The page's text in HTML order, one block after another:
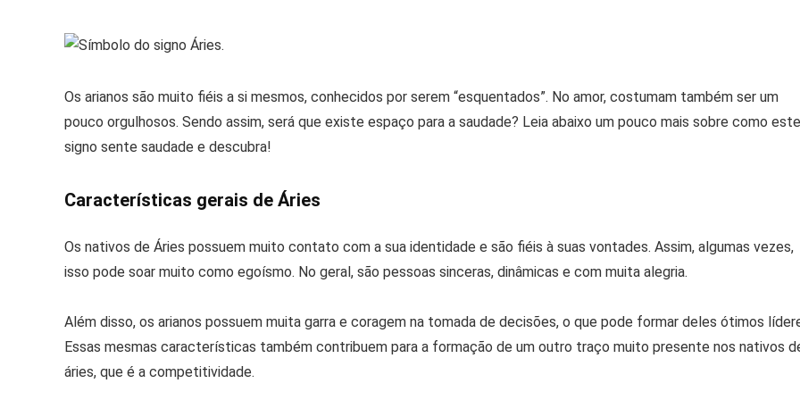
Os arianos são muito fiéis a si mesmos, conhecidos por serem “esquentados”. No amor, costumam também ser um
pouco orgulhosos. Sendo assim, será que existe espaço para a saudade? Leia abaixo um pouco mais sobre como este
signo sente saudade e descubra!
Características gerais de Áries
Os nativos de Áries possuem muito contato com a sua identidade e são fiéis à suas vontades. Assim, algumas vezes,
isso pode soar muito como egoísmo. No geral, são pessoas sinceras, dinâmicas e com muita alegria.
Além disso, os arianos possuem muita garra e coragem na tomada de decisões, o que pode formar deles ótimos
Essas mesmas características também contribuem para a formação de um outro traço muito presente nos nativos
áries, que é a competitividade.